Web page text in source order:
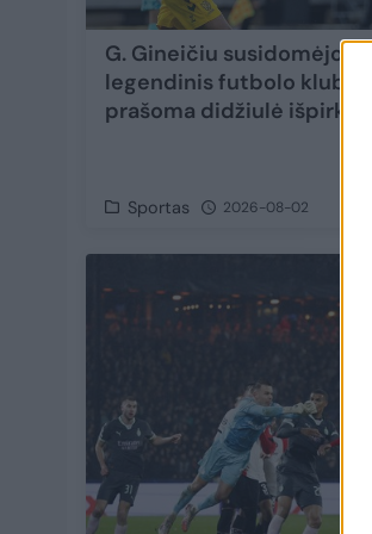
G. Gineičiu susidomėjo
legendinis futbolo klubas:
prašoma didžiulė išpirka
Sportas 2026-08-02